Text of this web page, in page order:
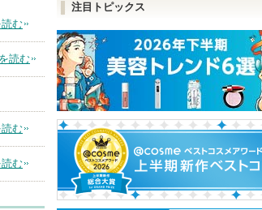
む
読む
む
む
注目トピックス